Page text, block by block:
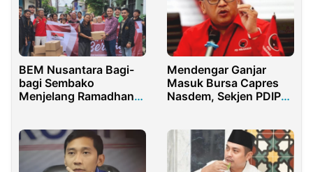
BEM Nusantara Bagi-
bagi Sembako
Menjelang Ramadhan
Mendengar Ganjar
Masuk Bursa Capres
Nasdem, Sekjen PDIP